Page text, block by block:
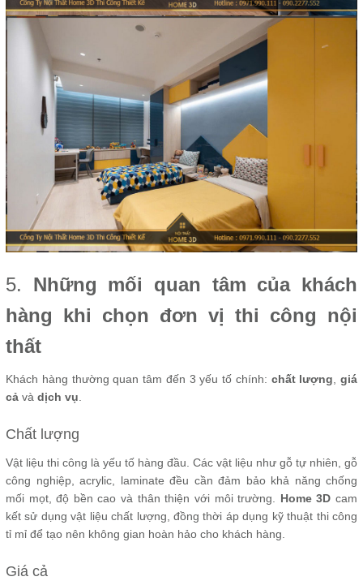
5. Những mối quan tâm của khách
hàng khi chọn đơn vị thi công nội
thất
Khách hàng thường quan tâm đến 3 yếu tố chính: chất lượng
giá
cả và dịch vụ
Chất lượng
Vật liệu thi công là yếu tố hàng đầu. Các vật liệu như gỗ tự nhiên, gỗ
công nghiệp, acrylic, laminate đều cần đảm bảo khả năng chống
mối mọt, độ bền cao và thân thiện với môi trường. Home 3D cam
kết sử dụng vật liệu chất lượng, đồng thời áp dụng kỹ thuật thi công
tỉ mỉ để tạo nên không gian hoàn hảo cho khách hàng.
Giá cả